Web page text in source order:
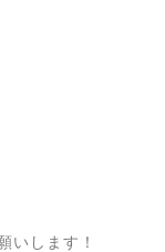
いします！